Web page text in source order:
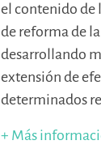
el contenido de
de reforma de
desarrollando
extensión de
determinados
+ Más